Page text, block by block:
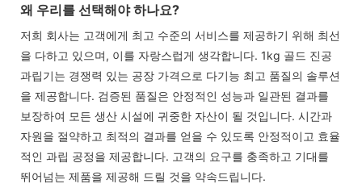
왜 우리를 선택해야 하나요?
저희 회사는 고객에게 최고 수준의 서비스를 제공하기 위해 최선
을 다하고 있으며, 이를 자랑스럽게 생각합니다. 1kg 골드 진공
과립기는 경쟁력 있는 공장 가격으로 다기능 최고 품질의 솔루션
을 제공합니다. 검증된 품질은 안정적인 성능과 일관된 결과를
보장하여 모든 생산 시설에 귀중한 자산이 될 것입니다. 시간과
자원을 절약하고 최적의 결과를 얻을 수 있도록 안정적이고 효율
적인 과립 공정을 제공합니다. 고객의 요구를 충족하고 기대를
뛰어넘는 제품을 제공해 드릴 것을 약속드립니다.